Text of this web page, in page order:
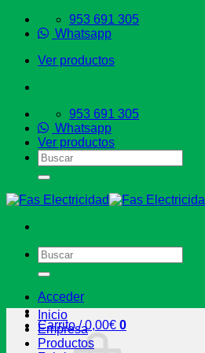
Saltar
953 691 305
Whatsapp
Ver productos
953 691 305
Whatsapp
Ver productos
Buscar
por:
Buscar
por:
Acceder
Carrito /0,00€ 0
Inicio
Empresa
Productos